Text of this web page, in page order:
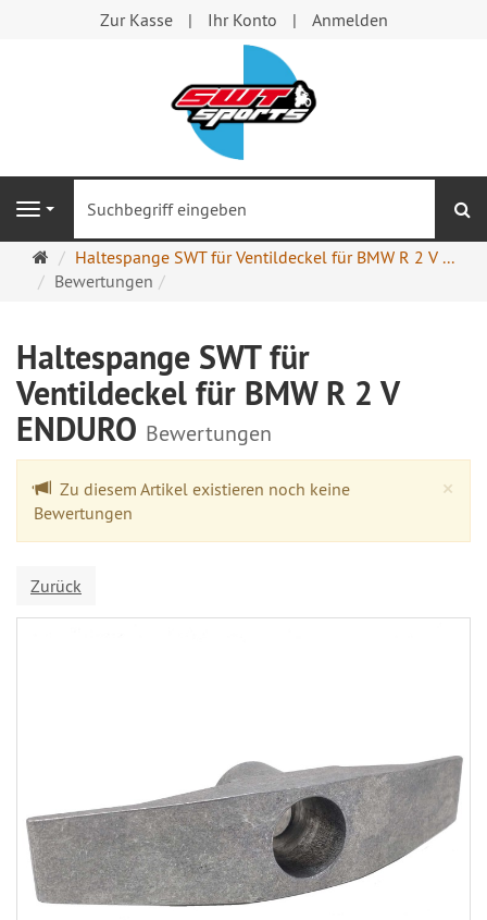
Zur Kasse Ihr Konto Anmelden
Navigation
Startseite
Haltespange SWT für Ventildeckel für BMW R 2 V ...
Bewertungen
Haltespange SWT für
Ventildeckel für BMW R 2 V
ENDURO Bewertungen
×
Zu diesem Artikel existieren noch keine
Bewertungen
Zurück